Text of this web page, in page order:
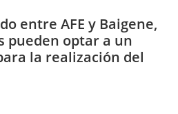
entre AFE y Baigene,
pueden optar a un
la realización del